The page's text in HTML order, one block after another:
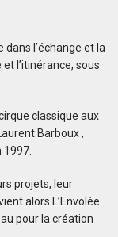
dans l’échange et la
l’itinérance, sous
classique aux
Barboux ,
projets, leur
alors L’Envolée
pour la création